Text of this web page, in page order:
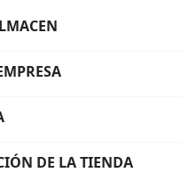
DE LA TIENDA